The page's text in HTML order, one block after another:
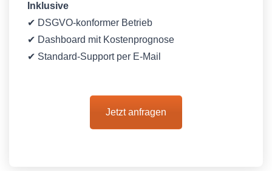
Inklusive
✔ DSGVO-konformer Betrieb
✔ Dashboard mit Kostenprognose
✔ Standard-Support per E-Mail
Jetzt anfragen